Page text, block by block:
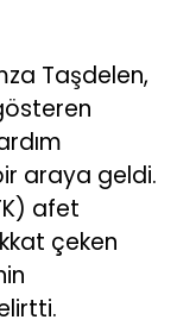
Taşdelen,
araya geldi.
afet
çeken